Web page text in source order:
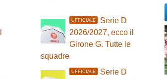
UFFICIALE
Serie D
2026/2027, ecco il
Girone G. Tutte le
squadre
UFFICIALE
Serie D